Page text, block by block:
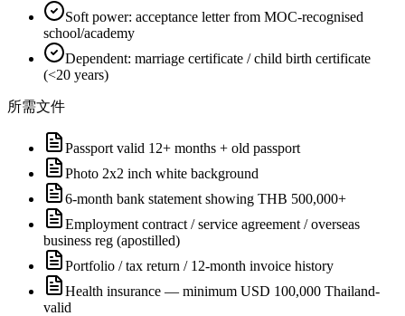
Soft power: acceptance letter from MOC-recognised
school/academy
Dependent: marriage certificate / child birth certificate
(<20 years)
所需文件
Passport valid 12+ months + old passport
Photo 2x2 inch white background
6-month bank statement showing THB 500,000+
Employment contract / service agreement / overseas
business reg (apostilled)
Portfolio / tax return / 12-month invoice history
Health insurance — minimum USD 100,000 Thailand-
valid